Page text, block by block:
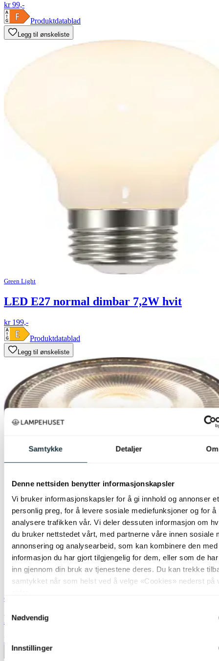
Samtykke Detaljer Om
Denne nettsiden benytter informasjonskapsler
Vi bruker informasjonskapsler for å gi innhold og annonser et
personlig preg, for å levere sosiale mediefunksjoner og for å
analysere trafikken vår. Vi deler dessuten informasjon om
du bruker nettstedet vårt, med partnerne våre innen sosiale
annonsering og analysearbeid, som kan kombinere den med
informasjon du har gjort tilgjengelig for dem, eller som de
inn gjennom din bruk av tjenestene deres. Du kan trekke
samtykket når som helst ved å velge «Cookies» nederst på
Nødvendig
Innstillinger
kr 99,-
Produktdatablad
Legg til ønskeliste
Green Light
LED E27 normal dimbar 7,2W hvit
kr 199,-
Produktdatablad
Legg til ønskeliste
Green Light
LED GU10 DTW 6W sort
kr 189,-